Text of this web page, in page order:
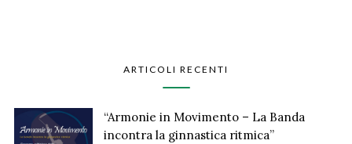
ARTICOLI RECENTI
“Armonie in Movimento – La Banda
incontra la ginnastica ritmica”